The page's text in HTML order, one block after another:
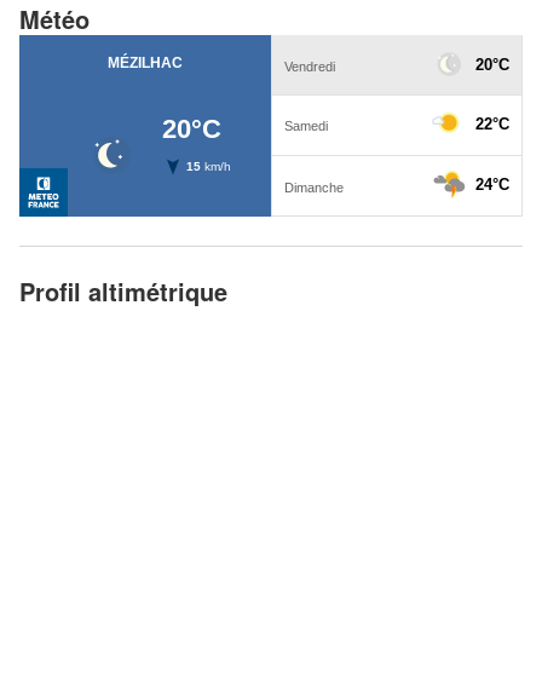
Météo
Profil altimétrique